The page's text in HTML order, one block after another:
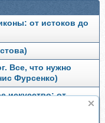
от истоков до
Все, что нужно
Фурсенко)
искусство: от
арта (Ольга